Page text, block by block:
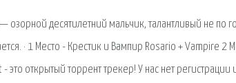
озорной десятилетний мальчик, талантливый не по
· 1 Место - Крестик и Вампир Rosario + Vampire
это открытый торрент трекер! У нас нет